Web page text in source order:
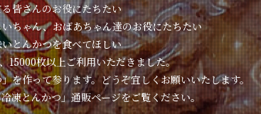
皆さんのお役にたちたい
ちゃん、おばあちゃん達のお役にたちたい
とんかつを食べてほしい
15000枚以上ご利用いただきました。
を作って参ります。どうぞ宜しくお願いいたします。
凍とんかつ」通販ページをご覧ください。